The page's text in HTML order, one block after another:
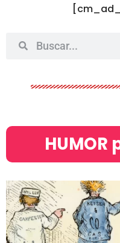
HUMOR